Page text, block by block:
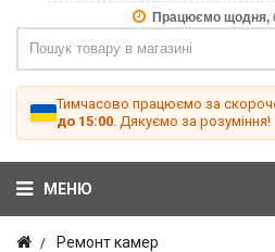
Працюємо щодня,
Тимчасово працюємо за
до 15:00 . Дякуємо за розуміння!
МЕНЮ
Ремонт камер